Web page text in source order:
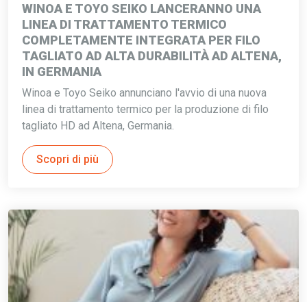
WINOA E TOYO SEIKO LANCERANNO UNA
LINEA DI TRATTAMENTO TERMICO
COMPLETAMENTE INTEGRATA PER FILO
TAGLIATO AD ALTA DURABILITÀ AD ALTENA,
IN GERMANIA
Winoa e Toyo Seiko annunciano l'avvio di una nuova
linea di trattamento termico per la produzione di filo
tagliato HD ad Altena, Germania.
Scopri di più